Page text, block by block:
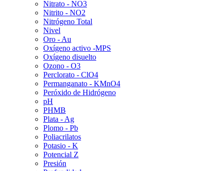
Nitrato - NO3
Nitrito - NO2
Nitrógeno Total
Nivel
Oro - Au
Oxígeno activo -MPS
Oxígeno disuelto
Ozono - O3
Perclorato - ClO4
Permanganato - KMnO4
Peróxido de Hidrógeno
pH
PHMB
Plata - Ag
Plomo - Pb
Poliacrilatos
Potasio - K
Potencial Z
Presión